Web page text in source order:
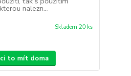
nalezn...
Skladem 20 ks
to mít doma